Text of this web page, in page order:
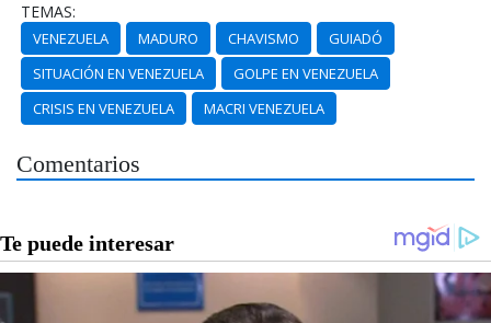
TEMAS:
VENEZUELA MADURO CHAVISMO
GUIADÓ
SITUACIÓN EN VENEZUELA
GOLPE EN VENEZUELA
CRISIS EN VENEZUELA
MACRI VENEZUELA
Comentarios